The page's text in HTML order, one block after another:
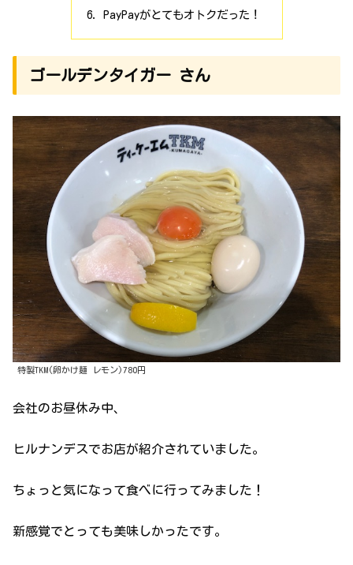
PayPayがとてもオトクだった！
ゴールデンタイガー さん
特製TKM(卵かけ麺 レモン)780円
会社のお昼休み中、
ヒルナンデスでお店が紹介されていました。
ちょっと気になって食べに行ってみました！
新感覚でとっても美味しかったです。